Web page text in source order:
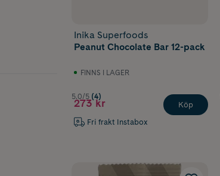
Inika Superfoods
Peanut Chocolate Bar 12-pack
FINNS I LAGER
5.0/5 (4)
273 kr
Fri frakt Instabox
Köp